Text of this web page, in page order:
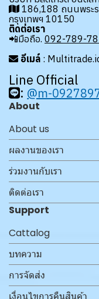
186,188 ถนนพระร
กรุงเทพฯ 10150
ติดต่อเรา
📲มือถือ. 092-789-
อีเมล์ :
Line Official
: @m-
About
About us
ผลงานของเรา
ร่วมงานกับเรา
ติดต่อเรา
Support
Cattalog
บทความ
การจัดส่ง